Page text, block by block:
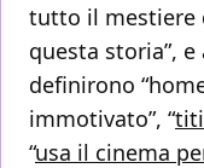
tutto il mestiere
questa storia”,
definirono “
immotivato”, “
“usa il cinema